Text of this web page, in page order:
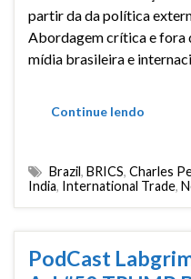
partir da da política
Abordagem crítica e fora
mídia brasileira e
Continue lendo
Brazil, BRICS, Charles
India, International Trade,
PodCast